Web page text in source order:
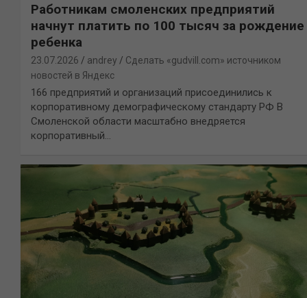
Работникам смоленских предприятий
начнут платить по 100 тысяч за рождение
ребенка
23.07.2026 andrey
Сделать «gudvill.com» источником
новостей в Яндекс
166 предприятий и организаций присоединились к
корпоративному демографическому стандарту РФ В
Смоленской области масштабно внедряется
корпоративный…